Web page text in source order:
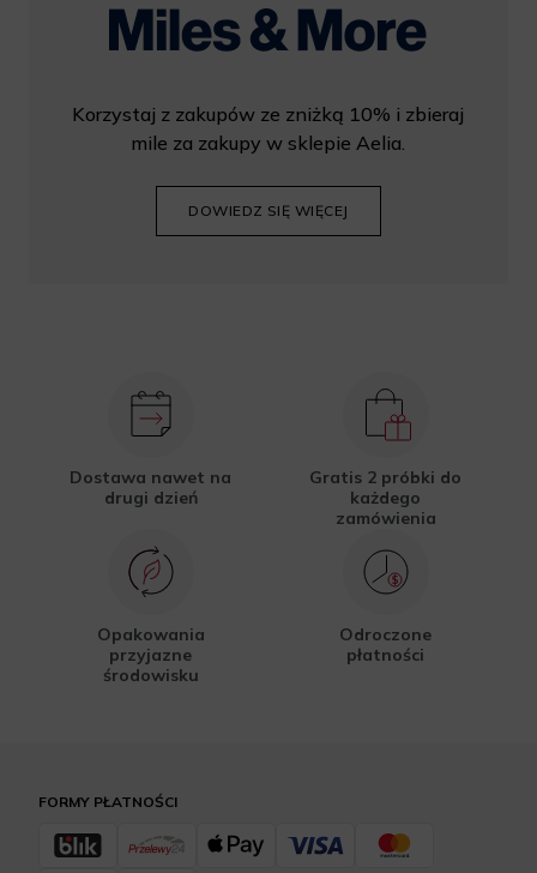
Korzystaj z zakupów ze zniżką 10% i zbieraj
mile za zakupy w sklepie Aelia.
DOWIEDZ SIĘ WIĘCEJ
Dostawa nawet na
drugi dzień
Gratis 2 próbki do
każdego
zamówienia
Opakowania
przyjazne
środowisku
Odroczone
płatności
FORMY PŁATNOŚCI